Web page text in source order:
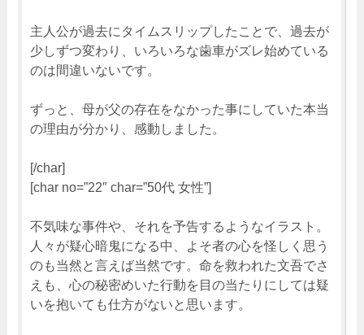
主人公が過去にタイムスリップしたことで、過去が
少しずつ変わり、いろいろな歯車がズレ始めている
のは間違いないです。
ずっと、母が父の存在をなかった事にしていた本当
の理由が分かり、感動しました。
[/char]
[char no=”22″ char=”50代 女性”]
不気味な事件や、それを予告するようなイラスト。
人々が疑心暗鬼になる中、よそ者の心を怪しく思う
のも当然と言えば当然です。命を救われた文吾でさ
えも、心の秘密めいた行動を目の当たりにしては疑
いを抱いても仕方がないと思います。